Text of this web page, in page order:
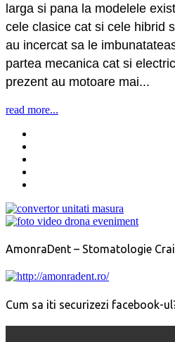
larga si pana la modelele
cele clasice cat si cele hibrid
au incercat sa le
partea mecanica cat si
prezent au motoare mai...
read more...
AmonraDent – Stomatologie
Cum sa iti securizezi facebook-